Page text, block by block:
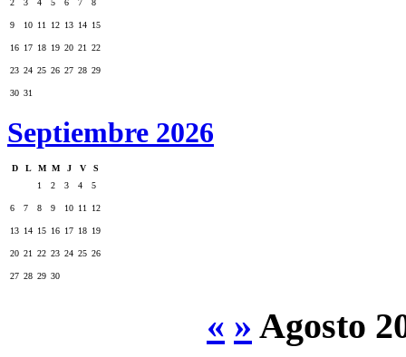
9 10 11 12 13 14 15
16 17 18 19 20 21 22
23 24 25 26 27 28 29
30 31
Septiembre 2026
D L M M J V
S
1
2 3 4 5
6 7 8 9 10 11 12
13 14 15 16 17 18 19
20 21 22 23 24 25 26
27 28 29 30
« » Agosto